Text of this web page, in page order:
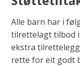
Alle barn har i
tilrettelagt tilbod
ekstra
rette for eit godt